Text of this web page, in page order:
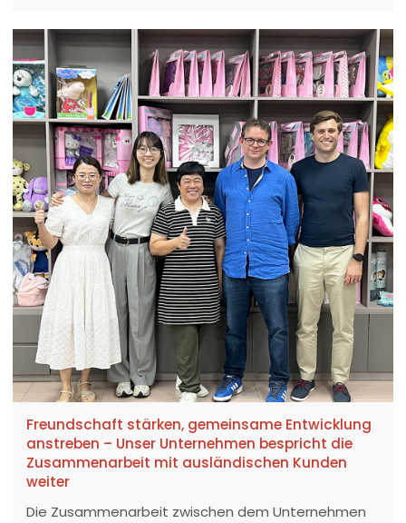
Freundschaft stärken, gemeinsame Entwicklung
anstreben – Unser Unternehmen bespricht die
Zusammenarbeit mit ausländischen Kunden
weiter
Die Zusammenarbeit zwischen dem Unternehmen